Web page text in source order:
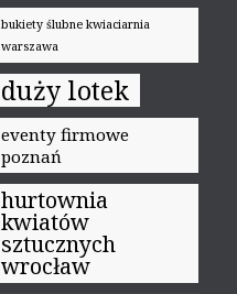
bukiety ślubne kwiaciarnia
warszawa
duży lotek
eventy firmowe
poznań
hurtownia
kwiatów
sztucznych
wrocław